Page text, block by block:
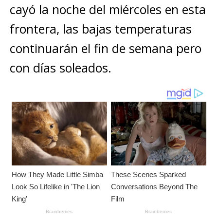
A
p
p
b
o
o
k
n
g
e
r
r Li
n
k
p
ar
ti
r
cayó la noche del miércoles en esta
frontera, las bajas temperaturas
continuarán el fin de semana pero
con días soleados.